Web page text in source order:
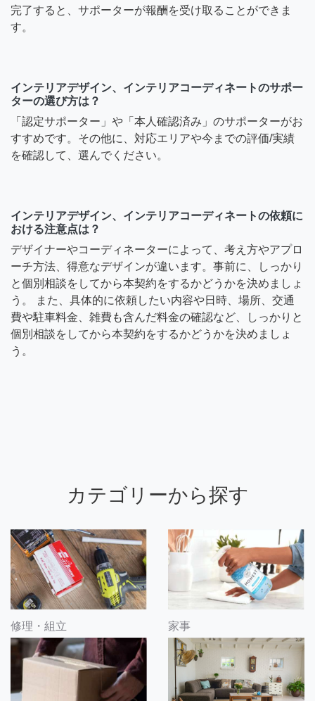
完了すると、サポーターが報酬を受け取ることができま
す。
インテリアデザイン、インテリアコーディネートのサポー
ターの選び方は？
「認定サポーター」や「本人確認済み」のサポーターがお
すすめです。その他に、対応エリアや今までの評価/実績
を確認して、選んでください。
インテリアデザイン、インテリアコーディネートの依頼に
おける注意点は？
デザイナーやコーディネーターによって、考え方やアプロ
ーチ方法、得意なデザインが違います。事前に、しっかり
と個別相談をしてから本契約をするかどうかを決めましょ
う。 また、具体的に依頼したい内容や日時、場所、交通
費や駐車料金、雑費も含んだ料金の確認など、しっかりと
個別相談をしてから本契約をするかどうかを決めましょ
う。
カテゴリーから探す
修理・組立 家事